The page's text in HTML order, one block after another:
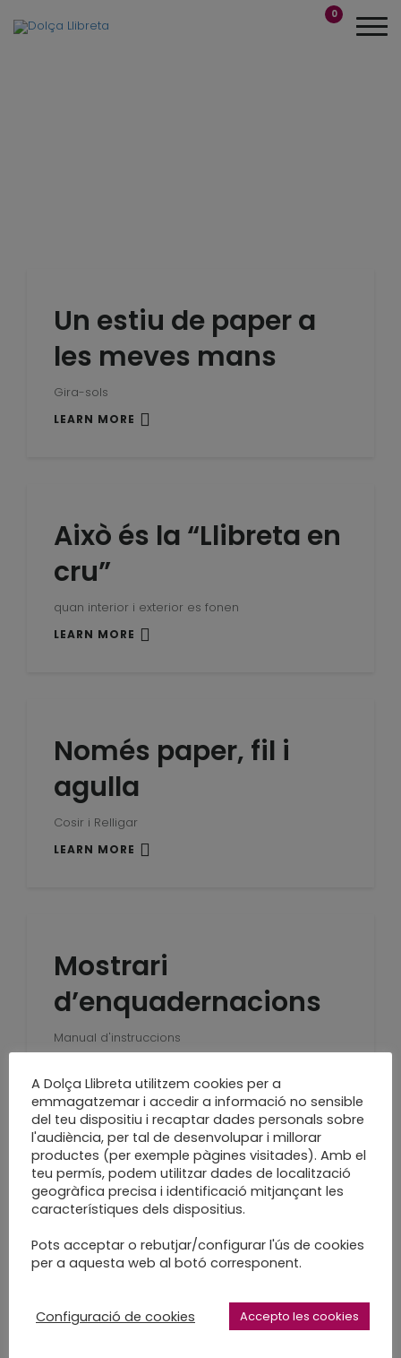
0
Un estiu de paper a
les meves mans
Gira-sols
LEARN MORE
Això és la “Llibreta en
cru”
quan interior i exterior es fonen
LEARN MORE
Només paper, fil i
agulla
Cosir i Relligar
LEARN MORE
Mostrari
d’enquadernacions
Manual d'instruccions
La bellesa de la
senzillesa
en blanc
A Dolça Llibreta utilitzem cookies per a
emmagatzemar i accedir a informació no sensible
del teu dispositiu i recaptar dades personals sobre
l'audiència, per tal de desenvolupar i millorar
productes (per exemple pàgines visitades). Amb el
teu permís, podem utilitzar dades de localització
geogràfica precisa i identificació mitjançant les
característiques dels dispositius.
Pots acceptar o rebutjar/configurar l'ús de cookies
per a aquesta web al botó corresponent.
Configuració de cookies Accepto les cookies